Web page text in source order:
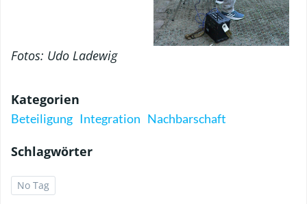
Fotos: Udo Ladewig
Kategorien
Beteiligung Integration Nachbarschaft
Schlagwörter
No Tag